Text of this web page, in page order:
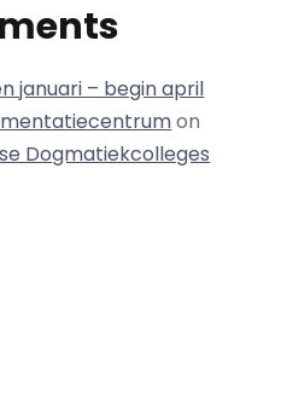
januari – begin april
on
Dogmatiekcolleges